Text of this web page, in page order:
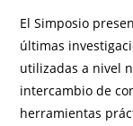
El Simposio
últimas
utilizadas a nivel
intercambio de
herramientas